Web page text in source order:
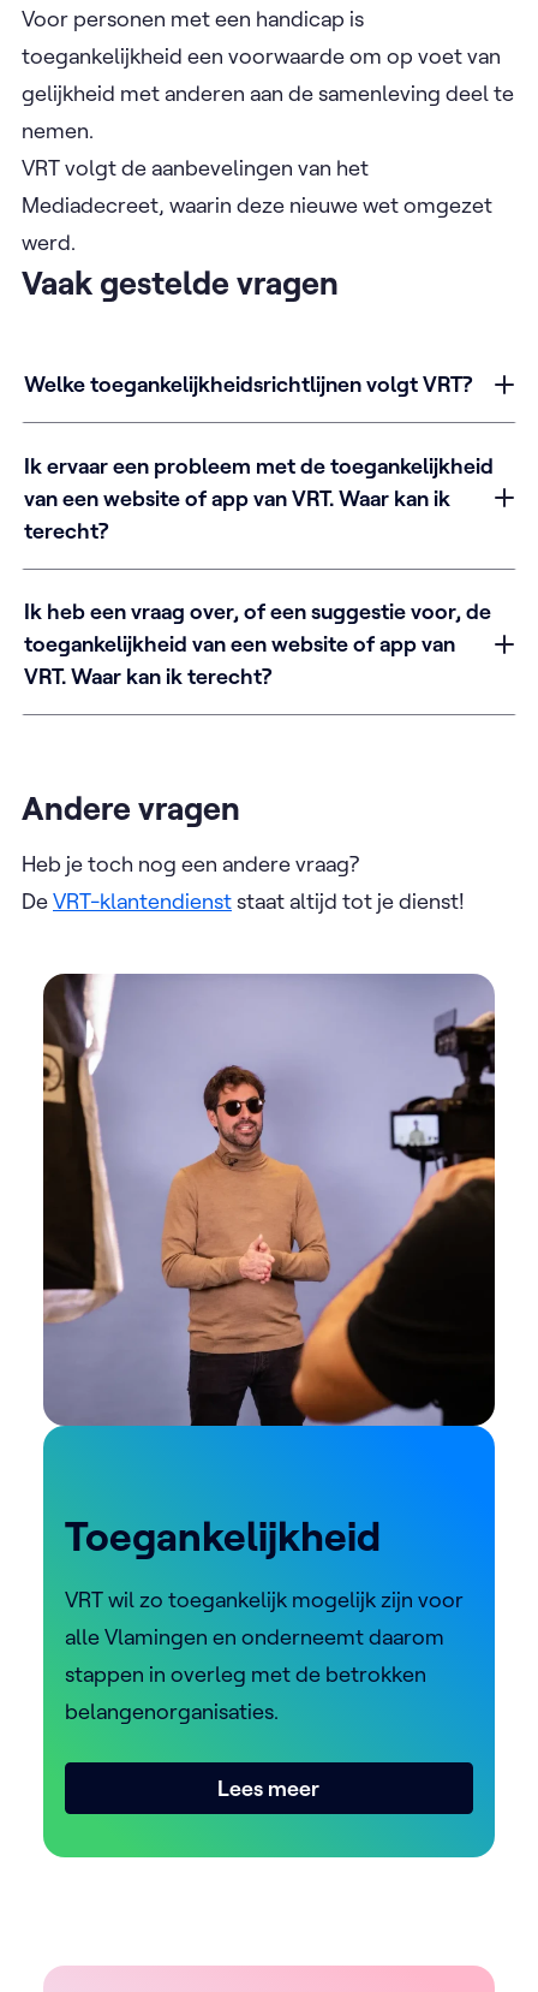
Voor personen met een handicap is
toegankelijkheid een voorwaarde om op voet van
gelijkheid met anderen aan de samenleving deel te
nemen.
VRT volgt de aanbevelingen van het
Mediadecreet, waarin deze nieuwe wet omgezet
werd.
Vaak gestelde vragen
Welke toegankelijkheidsrichtlijnen volgt VRT?
Ik ervaar een probleem met de toegankelijkheid
van een website of app van VRT. Waar kan ik
terecht?
Ik heb een vraag over, of een suggestie voor, de
toegankelijkheid van een website of app van
VRT. Waar kan ik terecht?
Andere vragen
Heb je toch nog een andere vraag?
DeVRT-klantendienststaat altijd tot je dienst!
Toegankelijkheid
VRT wil zo toegankelijk mogelijk zijn voor
alle Vlamingen en onderneemt daarom
stappen in overleg met de betrokken
belangenorganisaties.
Lees meer